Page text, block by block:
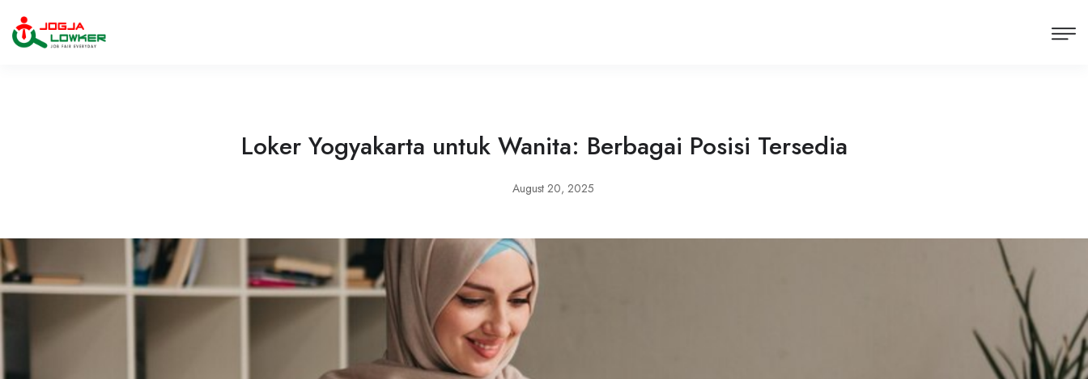
Loker Yogyakarta untuk Wanita: Berbagai Posisi Tersedia
August 20, 2025